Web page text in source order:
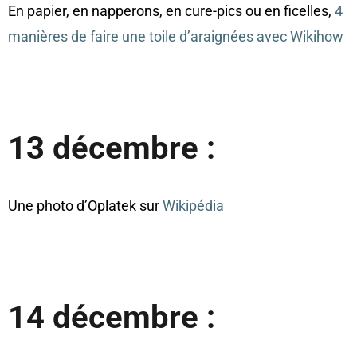
En papier, en napperons, en cure-pics ou en ficelles, 4
manières de faire une toile d’araignées avec Wikihow
13 décembre :
Une photo d’Oplatek surWikipédia
14 décembre :